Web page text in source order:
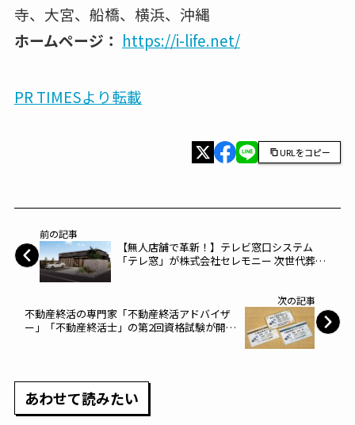
寺、⼤宮、船橋、横浜、沖縄
ホームページ： https://i-life.net/
PR TIMESより転載
URLをコピー
前の記事
【無人店舗で革新！】テレビ窓口システム
「テレ窓」が株式会社セレモニー 次世代葬儀
次の記事
不動産終活の専門家「不動産終活アドバイザ
ー」「不動産終活士」の第2回資格試験が開始
あわせて読みたい